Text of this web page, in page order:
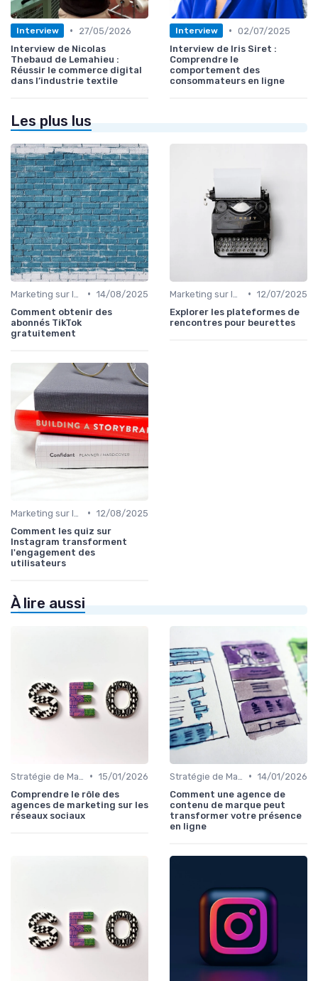
Interview •
27/05/2026
Interview de Nicolas
Thebaud de Lemahieu :
Réussir le commerce digital
dans l’industrie textile
Interview • 02/07/2025
Interview de Iris Siret :
Comprendre le
comportement des
consommateurs en ligne
Les plus lus
• 14/08/2025
Comment obtenir des
abonnés TikTok
gratuitement
• 12/07/2025
Explorer les plateformes de
rencontres pour beurettes
• 12/08/2025
Comment les quiz sur
Instagram transforment
l'engagement des
utilisateurs
À lire aussi
• 15/01/2026
Comprendre le rôle des
agences de marketing sur les
réseaux sociaux
• 14/01/2026
Comment une agence de
contenu de marque peut
transformer votre présence
en ligne